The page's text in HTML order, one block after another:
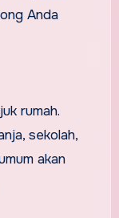
Anda
rumah.
sekolah,
akan